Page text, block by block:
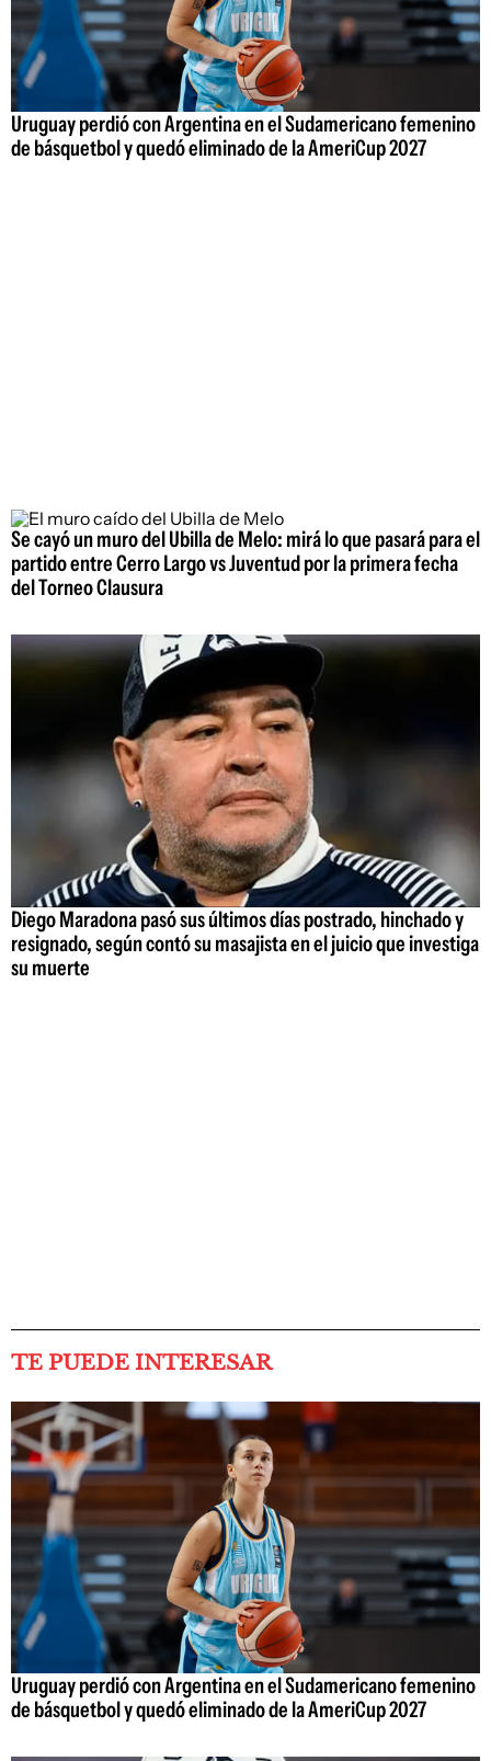
Uruguay perdió con Argentina en el Sudamericano femenino
de básquetbol y quedó eliminado de la AmeriCup 2027
Se cayó un muro del Ubilla de Melo: mirá lo que pasará para el
partido entre Cerro Largo vs Juventud por la primera fecha
del Torneo Clausura
Diego Maradona pasó sus últimos días postrado, hinchado y
resignado, según contó su masajista en el juicio que investiga
su muerte
TE PUEDE INTERESAR
Uruguay perdió con Argentina en el Sudamericano femenino
de básquetbol y quedó eliminado de la AmeriCup 2027